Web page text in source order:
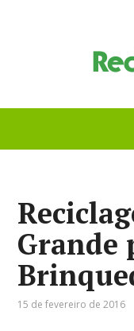
Grande
15 de fevereiro de 2016